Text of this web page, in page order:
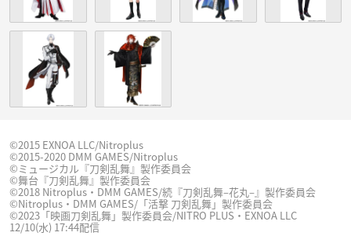
©2015 EXNOA LLC/Nitroplus
©2015-2020 DMM GAMES/Nitroplus
©ミュージカル『刀剣乱舞』製作委員会
©舞台『刀剣乱舞』製作委員会
©2018 Nitroplus・DMM GAMES/続『刀剣乱舞–花丸–』製作委員会
©Nitroplus・DMM GAMES/「活撃 刀剣乱舞」製作委員会
©2023「映画刀剣乱舞」製作委員会/NITRO PLUS・EXNOA LLC
12/10(水) 17:44配信